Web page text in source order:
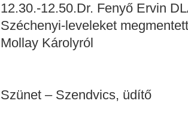
12.30.-12.50.Dr. Fenyő Ervin
Széchenyi-leveleket
Mollay Károlyról
Szünet – Szendvics, üdítő